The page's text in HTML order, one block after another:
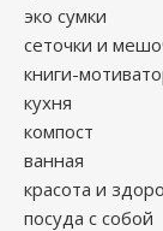
эко сумки
сеточки и
книги-
кухня
компост
ванная
красота и
посуда с собой